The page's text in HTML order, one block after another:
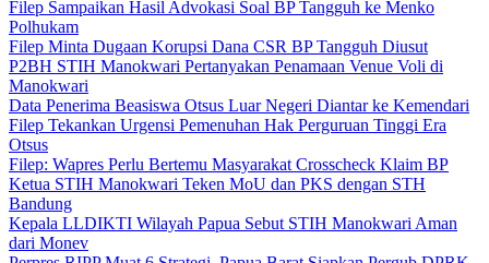
Filep Sampaikan Hasil Advokasi Soal BP Tangguh ke Menko
Polhukam
Filep Minta Dugaan Korupsi Dana CSR BP Tangguh Diusut
P2BH STIH Manokwari Pertanyakan Penamaan Venue Voli di
Manokwari
Data Penerima Beasiswa Otsus Luar Negeri Diantar ke Kemendari
Filep Tekankan Urgensi Pemenuhan Hak Perguruan Tinggi Era
Otsus
Filep: Wapres Perlu Bertemu Masyarakat Crosscheck Klaim BP
Ketua STIH Manokwari Teken MoU dan PKS dengan STH
Bandung
Kepala LLDIKTI Wilayah Papua Sebut STIH Manokwari Aman
dari Monev